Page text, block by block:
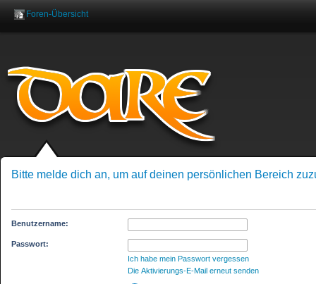
Foren-Übersicht
Bitte melde dich an, um auf deinen persönlichen Bereich
Benutzername:
Passwort:
Ich habe mein Passwort vergessen
Die Aktivierungs-E-Mail erneut senden